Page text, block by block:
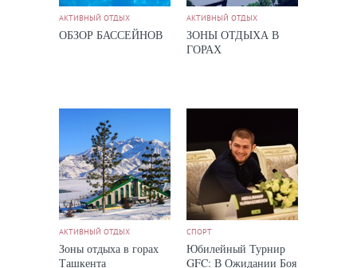
АКТИВНЫЙ ОТДЫХ
ОБЗОР БАССЕЙНОВ
АКТИВНЫЙ ОТДЫХ
ЗОНЫ ОТДЫХА В
ГОРАХ
АКТИВНЫЙ ОТДЫХ
Зоны отдыха в горах
Ташкента
СПОРТ
Юбилейный Турнир
GFC: В Ожидании Боя